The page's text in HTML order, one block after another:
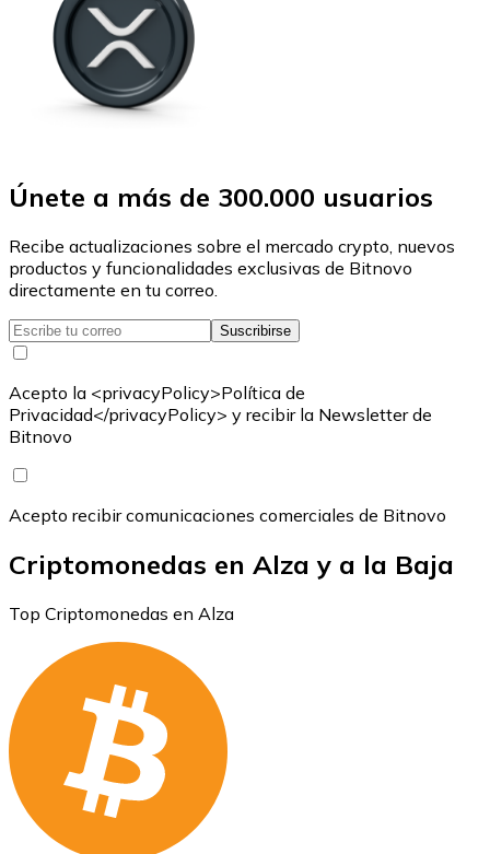
Únete a más de 300.000 usuarios
Recibe actualizaciones sobre el mercado crypto, nuevos
productos y funcionalidades exclusivas de Bitnovo
directamente en tu correo.
Suscribirse
Acepto la <privacyPolicy>Política de
Privacidad</privacyPolicy> y recibir la Newsletter de
Bitnovo
Acepto recibir comunicaciones comerciales de Bitnovo
Criptomonedas en Alza y a la Baja
Top Criptomonedas en Alza